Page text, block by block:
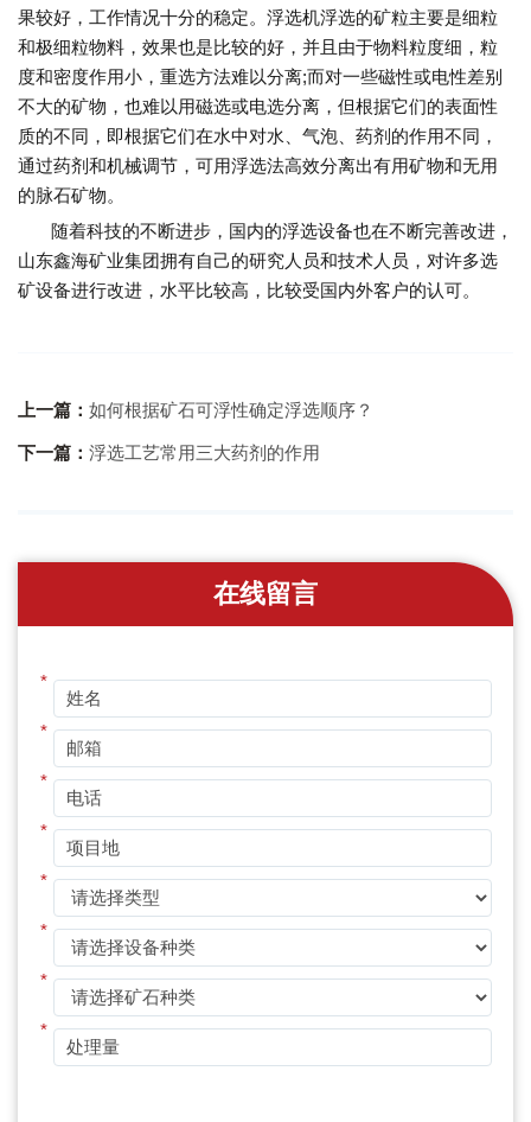
果较好，工作情况十分的稳定。浮选机浮选的矿粒主要是细粒
和极细粒物料，效果也是比较的好，并且由于物料粒度细，粒
度和密度作用小，重选方法难以分离;而对一些磁性或电性差别
不大的矿物，也难以用磁选或电选分离，但根据它们的表面性
质的不同，即根据它们在水中对水、气泡、药剂的作用不同，
通过药剂和机械调节，可用浮选法高效分离出有用矿物和无用
的脉石矿物。
随着科技的不断进步，国内的浮选设备也在不断完善改进，
山东鑫海矿业集团拥有自己的研究人员和技术人员，对许多选
矿设备进行改进，水平比较高， 比较受国内外客户的认可。
上一篇： 如何根据矿石可浮性确定浮选顺序？
下一篇： 浮选工艺常用三大药剂的作用
在线留言
*
*
*
*
*
*
*
*